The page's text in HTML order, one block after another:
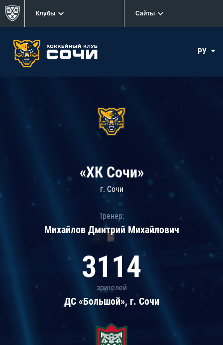
Клубы Сайты
РУ
«ХК Сочи»
г. Сочи
Тренер:
Михайлов Дмитрий Михайлович
3114
зрителей
ДС «Большой», г. Сочи